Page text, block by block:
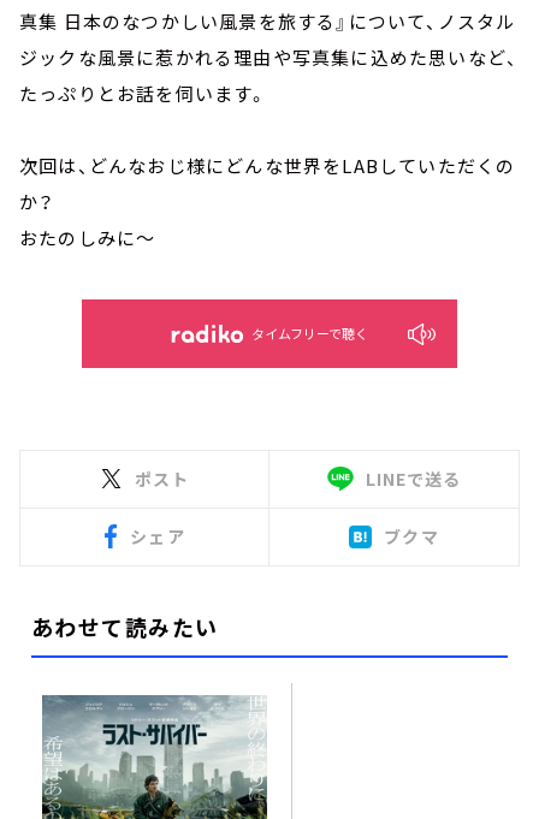
真集 日本のなつかしい風景を旅する』について、ノスタル
ジックな風景に惹かれる理由や写真集に込めた思いなど、
たっぷりとお話を伺います。
次回は、どんなおじ様にどんな世界をLABしていただくの
か？
おたのしみに～
タイムフリーで聴く
ポスト LINEで送る
シェア ブクマ
あわせて読みたい